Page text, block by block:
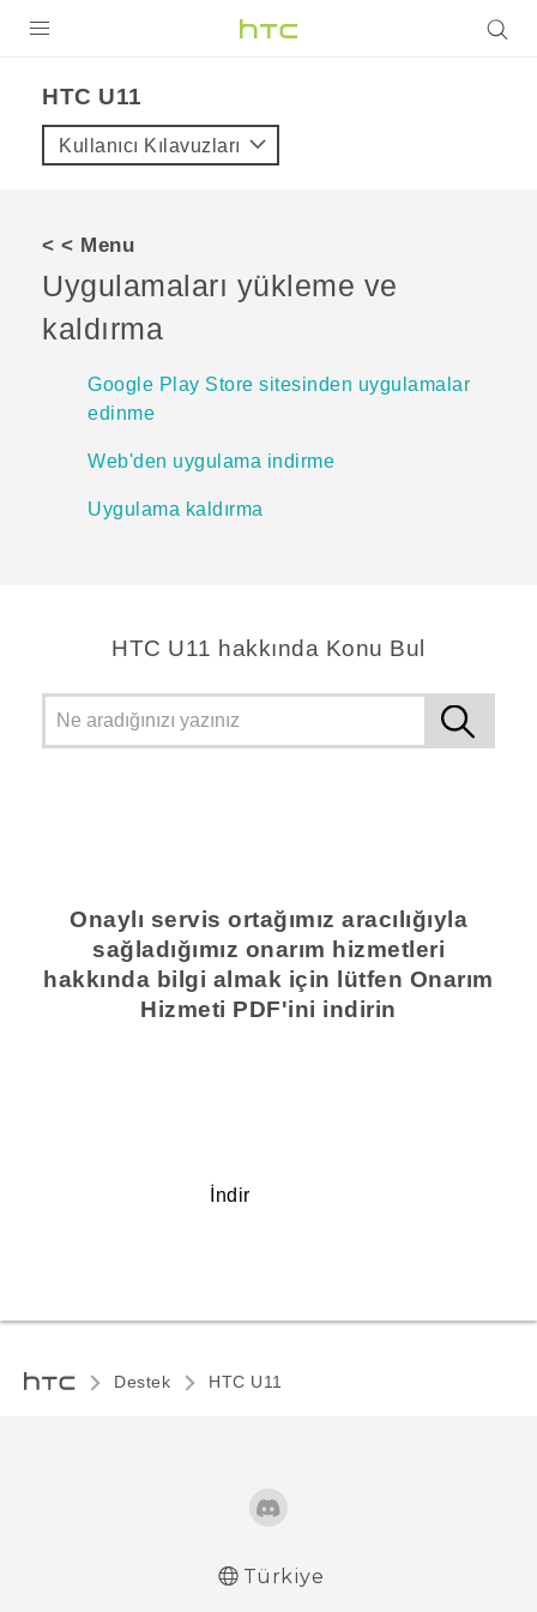
VIVE
VIVERSE
DESTEK
HTC U11‎
Kullanıcı Kılavuzları
< < Menu
Uygulamaları yükleme ve
kaldırma
Google Play Store sitesinden uygulamalar
edinme
Web'den uygulama indirme
Uygulama kaldırma
HTC U11 hakkında Konu Bul
Onaylı servis ortağımız aracılığıyla
sağladığımız onarım hizmetleri
hakkında bilgi almak için lütfen Onarım
Hizmeti PDF'ini indirin
İndir
Destek HTC U11‎
Türkiye